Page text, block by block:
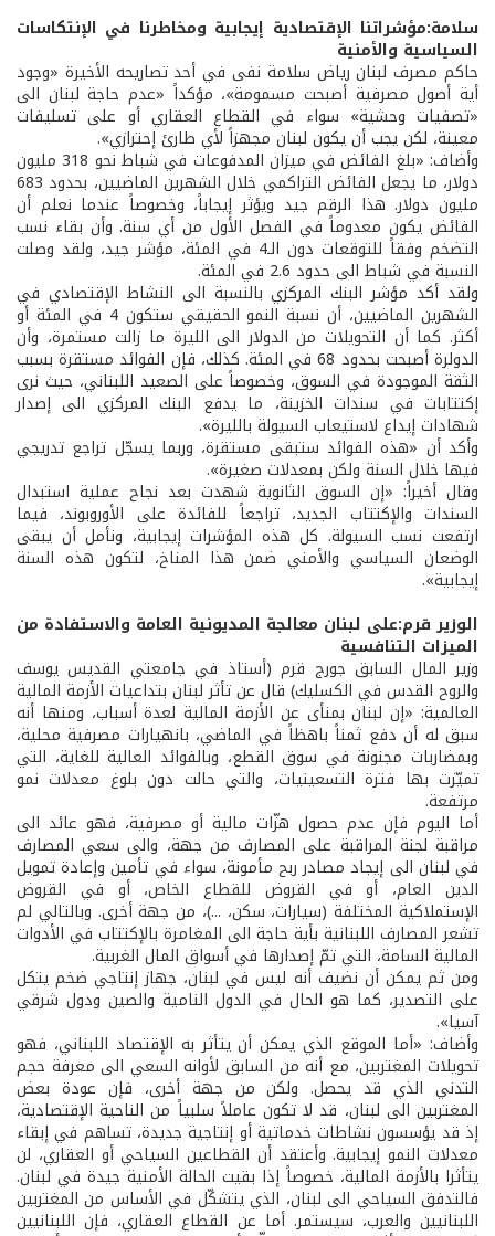
سلامة:مؤشراتنا الإقتصادية إيجابية ومخاطرنا في الإنتكاسات
السياسية والأمنية
حاكم مصرف لبنان رياض سلامة نفى في أحد تصاريحه الأخيرة «وجود
أية أصول مصرفية أصبحت مسمومة»، مؤكداً «عدم حاجة لبنان الى
«تصفيات وحشية» سواء في القطاع العقاري أو على تسليفات
معينة، لكن يجب أن يكون لبنان مجهزاً لأي طارئ إحترازي».
وأضاف: «بلغ الفائض في ميزان المدفوعات في شباط نحو 318 مليون
دولار، ما يجعل الفائض التراكمي خلال الشهرين الماضيين، بحدود 683
مليون دولار. هذا الرقم جيد ويؤثر إيجاباً، وخصوصاً عندما نعلم أن
الفائض يكون معدوماً في الفصل الأول من أي سنة. وأن بقاء نسب
التضخم وفقاً للتوقعات دون الـ4 في المئة، مؤشر جيد، ولقد وصلت
النسبة في شباط الى حدود 2.6 في المئة.
ولقد أكد مؤشر البنك المركزي بالنسبة الى النشاط الإقتصادي في
الشهرين الماضيين، أن نسبة النمو الحقيقي ستكون 4 في المئة أو
أكثر. كما أن التحويلات من الدولار الى الليرة ما زالت مستمرة، وأن
الدولرة أصبحت بحدود 68 في المئة. كذلك، فإن الفوائد مستقرة بسبب
الثقة الموجودة في السوق، وخصوصاً على الصعيد اللبناني، حيث نرى
إكتتابات في سندات الخزينة، ما يدفع البنك المركزي الى إصدار
شهادات إيداع لاستيعاب السيولة بالليرة».
وأكد أن «هذه الفوائد ستبقى مستقرة، وربما يسجّل تراجع تدريجي
فيها خلال السنة ولكن بمعدلات صغيرة».
وقال أخيراً: «إن السوق الثانوية شهدت بعد نجاح عملية استبدال
السندات والإكتتاب الجديد، تراجعاً للفائدة على الأوروبوند، فيما
ارتفعت نسب السيولة. كل هذه المؤشرات إيجابية، ونأمل أن يبقى
الوضعان السياسي والأمني ضمن هذا المناخ، لتكون هذه السنة
إيجابية».
الوزير قرم:على لبنان معالجة المديونية العامة والاستفادة من
الميزات التنافسية
وزير المال السابق جورج قرم (أستاذ في جامعتي القديس يوسف
والروح القدس في الكسليك) قال عن تأثر لبنان بتداعيات الأزمة المالية
العالمية: «إن لبنان بمنأى عن الأزمة المالية لعدة أسباب، ومنها أنه
سبق له أن دفع ثمناً باهظاً في الماضي، بانهيارات مصرفية محلية،
وبمضاربات مجنونة في سوق القطع، وبالفوائد العالية للغاية، التي
تميّزت بها فترة التسعينيات، والتي حالت دون بلوغ معدلات نمو
مرتفعة.
أما اليوم فإن عدم حصول هزّات مالية أو مصرفية، فهو عائد الى
مراقبة لجنة المراقبة على المصارف من جهة، والى سعي المصارف
في لبنان الى إيجاد مصادر ربح مأمونة، سواء في تأمين وإعادة تمويل
الدين العام، أو في القروض للقطاع الخاص، أو في القروض
الإستملاكية المختلفة (سيارات، سكن، ...)، من جهة أخرى. وبالتالي لم
تشعر المصارف اللبنانية بأية حاجة الى المغامرة بالإكتتاب في الأدوات
المالية السامة، التي تمّ إصدارها في أسواق المال الغربية.
ومن ثم يمكن أن نضيف أنه ليس في لبنان، جهاز إنتاجي ضخم يتكل
على التصدير، كما هو الحال في الدول النامية والصين ودول شرقي
آسيا».
وأضاف: «أما الموقع الذي يمكن أن يتأثر به الإقتصاد اللبناني، فهو
تحويلات المغتربين، مع أنه من السابق لأوانه السعي الى معرفة حجم
التدني الذي قد يحصل. ولكن من جهة أخرى، فإن عودة بعض
المغتربين الى لبنان، قد لا تكون عاملاً سلبياً من الناحية الإقتصادية،
إذ قد يؤسسون نشاطات خدماتية أو إنتاجية جديدة، تساهم في إبقاء
معدلات النمو إيجابية. وأعتقد أن القطاعين السياحي أو العقاري، لن
يتأثرا بالأزمة المالية، خصوصاً إذا بقيت الحالة الأمنية جيدة في لبنان.
فالتدفق السياحي الى لبنان، الذي يتشكّل في الأساس من المغتربين
اللبنانيين والعرب، سيستمر. أما عن القطاع العقاري، فإن اللبنانيين